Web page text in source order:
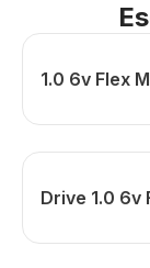
1.0 6v Flex
Drive 1.0 6v